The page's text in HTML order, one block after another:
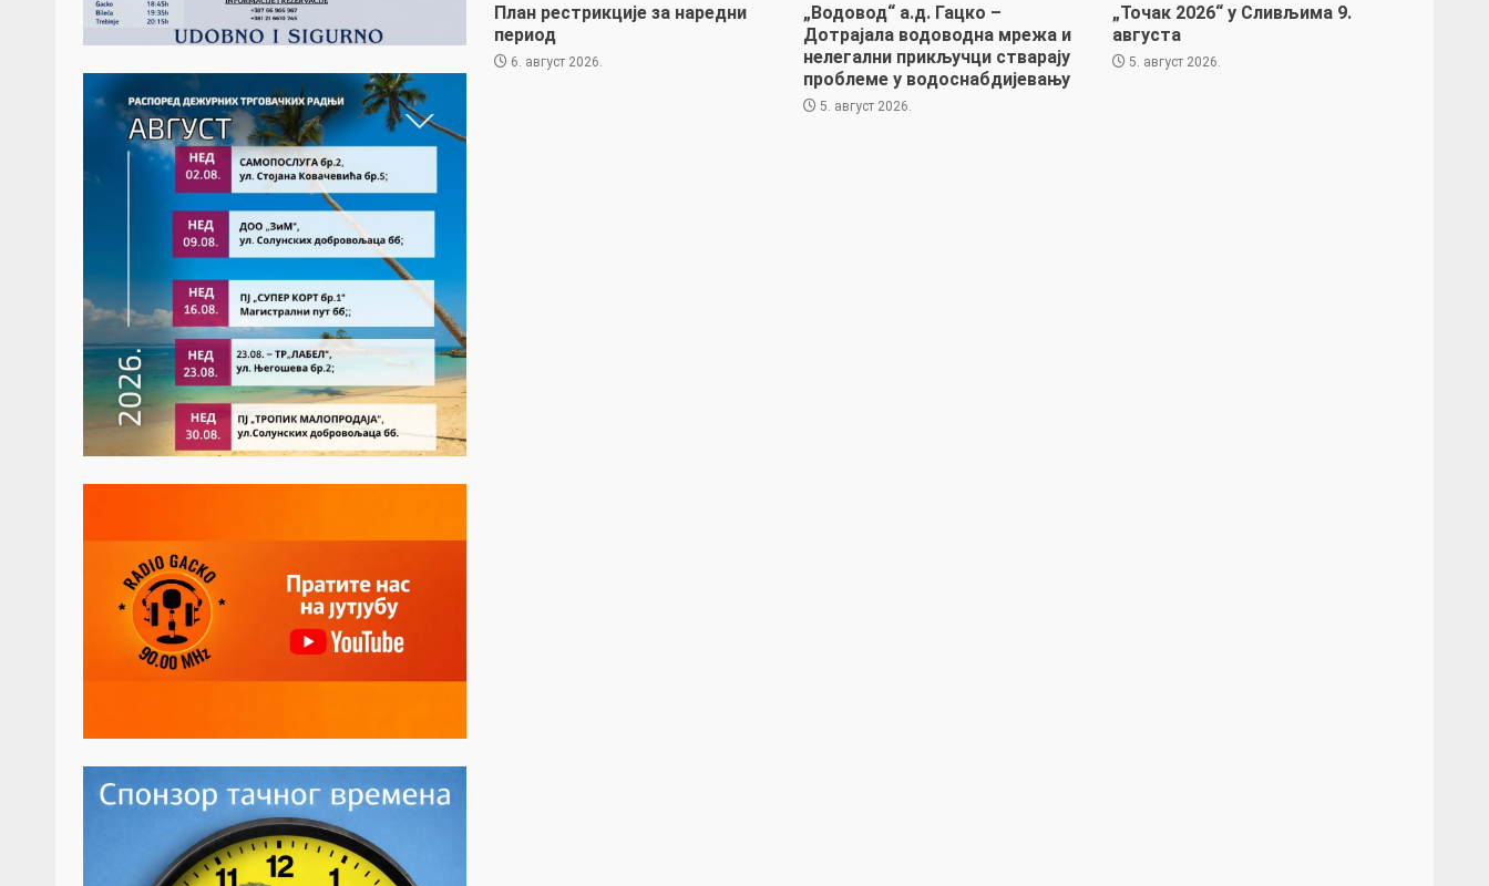
План рестрикције за наредни
период
6. август 2026.
„Водовод“ а.д. Гацко –
Дотрајала водоводна мрежа и
нелегални прикључци стварају
проблеме у водоснабдијевању
5. август 2026.
„Точак 2026“ у Сливљима 9.
августа
5. август 2026.